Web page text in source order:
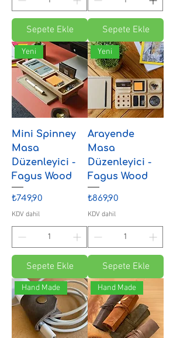
Sepete Ekle Sepete Ekle
Yeni
Mini Spinney
Masa
Düzenleyici -
Fagus Wood
Fiyat
₺749,90
KDV dahil
Sepete Ekle
Yeni
Arayende
Masa
Düzenleyici -
Fagus Wood
Fiyat
₺869,90
KDV dahil
Sepete Ekle
Hand Made Hand Made